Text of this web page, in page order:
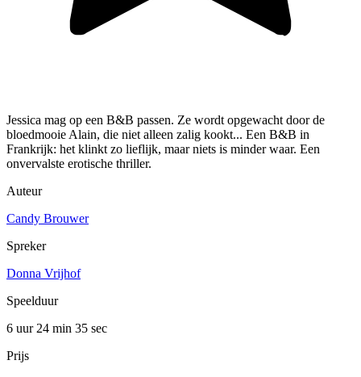
Jessica mag op een B&B passen. Ze wordt opgewacht door de
bloedmooie Alain, die niet alleen zalig kookt... Een B&B in
Frankrijk: het klinkt zo lieflijk, maar niets is minder waar. Een
onvervalste erotische thriller.
Auteur
Candy Brouwer
Spreker
Donna Vrijhof
Speelduur
6 uur 24 min 35 sec
Prijs